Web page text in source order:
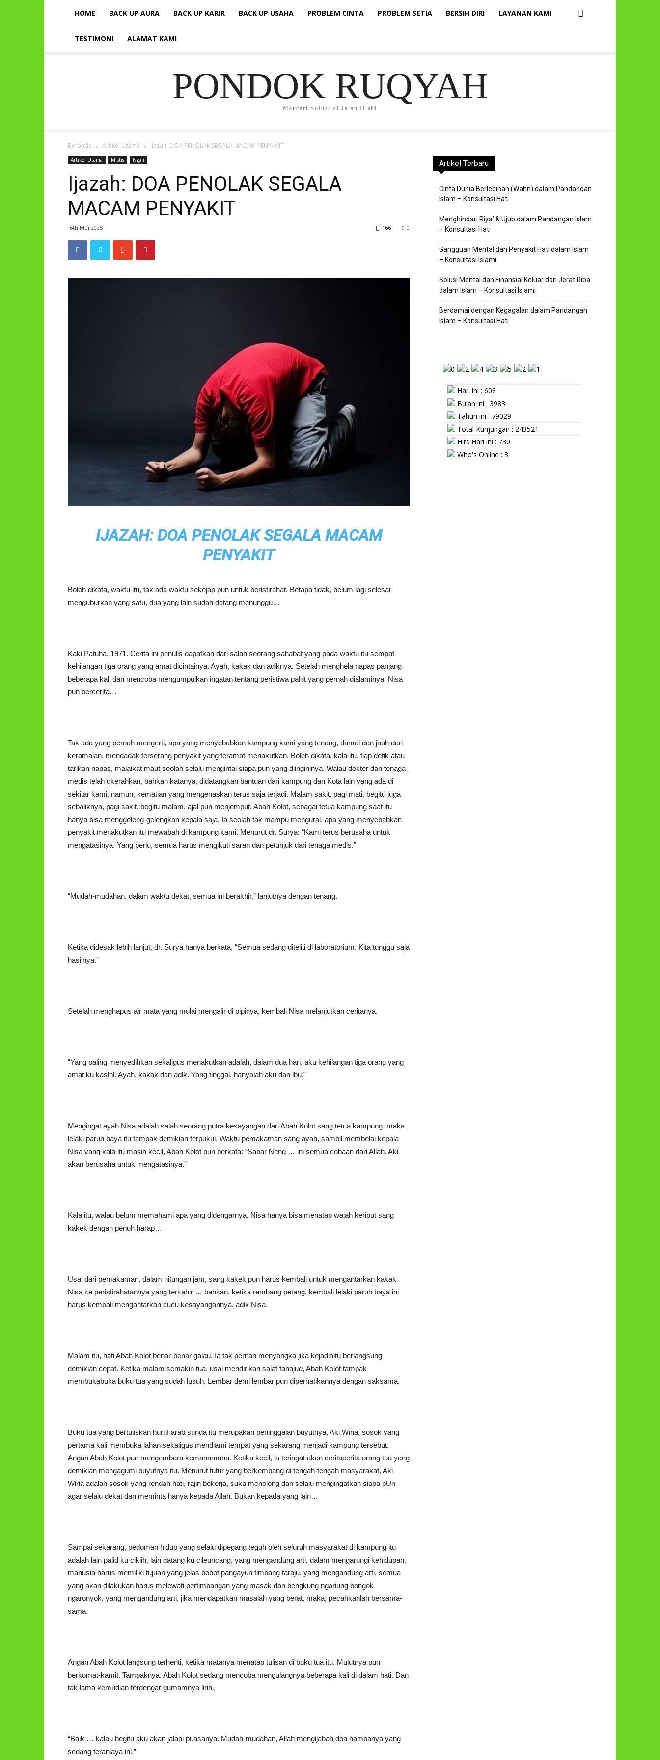
HOME BACK UP AURA BACK UP KARIR BACK UP USAHA PROBLEM CINTA PROBLEM SETIA BERSIH DIRI LAYANAN KAMI
TESTIMONI ALAMAT KAMI
PONDOK RUQYAH
Mencari Solusi di Jalan Illahi
Beranda Artikel Utama Ijazah: DOA PENOLAK SEGALA MACAM PENYAKIT
Artikel Utama Mistis Ngaji
Ijazah: DOA PENOLAK SEGALA
MACAM PENYAKIT
6th Mei 2025 0
166
IJAZAH: DOA PENOLAK SEGALA MACAM
PENYAKIT
Boleh dikata, waktu itu, tak ada waktu sekejap pun untuk beristirahat. Betapa tidak, belum lagi selesai
menguburkan yang satu, dua yang lain sudah datang menunggu…
Kaki Patuha, 1971. Cerita ini penulis dapatkan dari salah seorang sahabat yang pada waktu itu sempat
kehilangan tiga orang yang amat dicintainya. Ayah, kakak dan adiknya. Setelah menghela napas panjang
beberapa kali dan mencoba mengumpulkan ingatan tentang peristiwa pahit yang pernah dialaminya, Nisa
pun bercerita…
Tak ada yang pernah mengerti, apa yang menyebabkan kampung kami yang tenang, damai dan jauh dari
keramaian, mendadak terserang penyakit yang teramat menakutkan. Boleh dikata, kala itu, tiap detik atau
tarikan napas, malaikat maut seolah selalu mengintai siapa pun yang diingininya. Walau dokter dan tenaga
medis telah dkerahkan, bahkan katanya, didatangkan bantuan dari kampung dan Kota lain yang ada di
sekitar kami, namun, kematian yang mengenaskan terus saja terjadi. Malam sakit, pagi mati, begitu juga
sebaliknya, pagi sakit, begitu malam, ajal pun menjemput. Abah Kolot, sebagai tetua kampung saat itu
hanya bisa menggeleng-gelengkan kepala saja. Ia seolah tak mampu mengurai, apa yang menyebabkan
penyakit menakutkan itu mewabah di kampung kami. Menurut dr. Surya: “Kami terus berusaha untuk
mengatasinya. Yang perlu, semua harus mengikuti saran dan petunjuk dari tenaga medis.”
“Mudah-mudahan, dalam waktu dekat, semua ini berakhir,” lanjutnya dengan tenang.
Ketika didesak lebih lanjut, dr. Surya hanya berkata, “Semua sedang diteliti di laboratorium. Kita tunggu saja
hasilnya.”
Setelah menghapus air mata yang mulai mengalir di pipinya, kembali Nisa melanjutkan ceritanya.
“Yang paling menyedihkan sekaligus menakutkan adalah, dalam dua hari, aku kehilangan tiga orang yang
amat ku kasihi. Ayah, kakak dan adik. Yang tinggal, hanyalah aku dan ibu.”
Mengingat ayah Nisa adalah salah seorang putra kesayangan dari Abah Kolot sang tetua kampung, maka,
lelaki paruh baya itu tampak demikian terpukul. Waktu pemakaman sang ayah, sambil membelai kepala
Nisa yang kala itu masih kecil, Abah Kolot pun berkata: “Sabar Neng … ini semua cobaan dari Allah. Aki
akan berusaha untuk mengatasinya.”
Kala itu, walau belum memahami apa yang didengarnya, Nisa hanya bisa menatap wajah keriput sang
kakek dengan penuh harap…
Usai dari pemakaman, dalam hitungan jam, sang kakek pun harus kembali untuk mengantarkan kakak
Nisa ke peristirahatannya yang terkahir … bahkan, ketika rembang petang, kembali lelaki paruh baya ini
harus kembali mengantarkan cucu kesayangannya, adik Nisa.
Malam itu, hati Abah Kolot benar-benar galau. Ia tak pernah menyangka jika kejadiaitu berlangsung
demikian cepat. Ketika malam semakin tua, usai mendirikan salat tahajud, Abah Kolot tampak
membukabuka buku tua yang sudah lusuh. Lembar demi lembar pun diperhatikannya dengan saksama.
Buku tua yang bertuliskan huruf arab sunda itu merupakan peninggalan buyutnya, Aki Wiria, sosok yang
pertama kali membuka lahan sekaligus mendiami tempat yang sekarang menjadi kampung tersebut.
Angan Abah Kolot pun mengembara kemanamana. Ketika kecil, ia teringat akan ceritacerita orang tua yang
demikian mengagumi buyutnya itu. Menurut tutur yang berkembang di tengah-tengah masyarakat, Aki
Wiria adalah sosok yang rendah hati, rajin bekerja, suka menolong dan selalu mengingatkan siapa pUn
agar selalu dekat dan meminta hanya kepada Allah. Bukan kepada yang lain…
Sampai sekarang, pedoman hidup yang selalu dipegang teguh oleh seluruh masyarakat di kampung itu
adalah lain palid ku cikiih, lain datang ku cileuncang, yang mengandung arti, dalam mengarungi kehidupan,
manusia harus memiliki tujuan yang jelas bobot pangayun timbang taraju, yang mengandung arti, semua
yang akan dilakukan harus melewati pertimbangan yang masak dan bengkung ngariung bongok
ngaronyok, yang mengandung arti, jika mendapatkan masalah yang berat, maka, pecahkanlah bersama-
sama.
Angan Abah Kolot langsung terhenti, ketika matanya menatap tulisan di buku tua itu. Mulutnya pun
berkomat-kamit, Tampaknya, Abah Kolot sedang mencoba mengulangnya beberapa kali di dalam hati. Dan
tak lama kemudian terdengar gumamnya lirih.
“Baik … kalau begitu aku akan jalani puasanya. Mudah-mudahan, Allah mengijabah doa hambanya yang
sedang teraniaya ini.”
Artikel Terbaru
Cinta Dunia Berlebihan (Wahn) dalam Pandangan
Islam – Konsultasi Hati
Menghindari Riya’ & Ujub dalam Pandangan Islam
– Konsultasi Hati
Gangguan Mental dan Penyakit Hati dalam Islam
– Konsultasi Islami
Solusi Mental dan Finansial Keluar dari Jerat Riba
dalam Islam – Konsultasi Islami
Berdamai dengan Kegagalan dalam Pandangan
Islam – Konsultasi Hati
Hari ini : 608
Bulan ini : 3983
Tahun ini : 79029
Total Kunjungan : 243521
Hits Hari ini : 730
Who's Online : 3